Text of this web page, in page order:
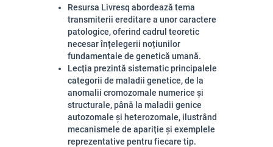
Resursa Livresq abordează tema
transmiterii ereditare a unor caractere
patologice, oferind cadrul teoretic
necesar înțelegerii noțiunilor
fundamentale de genetică umană.
Lecția prezintă sistematic principalele
categorii de maladii genetice, de la
anomalii cromozomale numerice și
structurale, până la maladii genice
autozomale și heterozomale, ilustrând
mecanismele de apariție și exemplele
reprezentative pentru fiecare tip.